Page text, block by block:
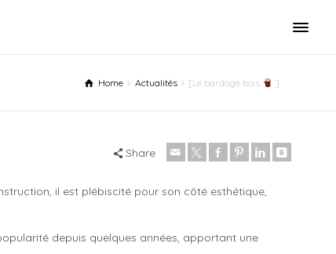
Home Actualités [Le bardage bois ]
Share
il est plébiscité pour son côté esthétique,
depuis quelques années, apportant une